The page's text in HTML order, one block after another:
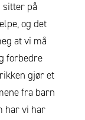
sitter på
og det
at vi må
forbedre
gjør et
fra barn
har vi har